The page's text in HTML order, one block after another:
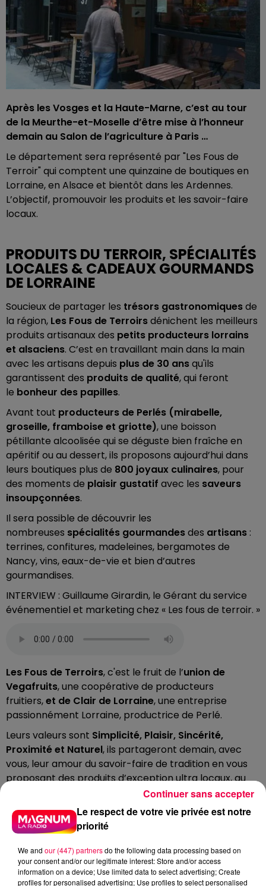
Après les Vosges et la Haute-Marne, c’est au tour
de la Meurthe-et-Moselle d’être mise à l’honneur
demain au Salon de l’agriculture à Paris …
Le département sera représenté par "Les Fous de
Terroir" qui comptent une quinzaine de boutiques en
Lorraine, en Alsace et bientôt dans les Ardennes.
L’objectif, promouvoir les produits et les savoir-faire
locaux.
PRODUITS DU TERROIR, SPÉCIALITÉS
LOCALES & CADEAUX GOURMANDS
DE LORRAINE
Soucieux de partager les trésors gastronomiquesde
la région, Les Fous de Terroirsdénichent les meilleurs
produits artisanaux des petits producteurs lorrains
et alsaciens. C’est en travaillant main dans la main
avec les artisans depuis plus de 30 ansqu'ils
garantissent des produits de qualité, qui feront
le bonheur des papilles.
Avant tout producteurs de Perlés (mirabelle,
groseille, framboise et griotte), une boisson
pétillante alcoolisée qui se déguste bien fraîche en
apéritif ou au dessert, ils proposons aujourd’hui dans
leurs boutiques plus de 800 joyaux culinaires, pour
des moments de plaisir gustatif avec les saveurs
insoupçonnées.
Il sera possible de découvrir les
nombreuses spécialités gourmandesdes artisans :
terrines, confitures, madeleines, bergamotes de
Nancy, vins, eaux-de-vie et bien d’autres
gourmandises.
INTERVIEW : Guillaume Girardin, le Gérant du service
événementiel et marketing chez « Les fous de terroir. »
Les Fous de Terroirs, c'est le fruit de l’union de
Vegafruits, une coopérative de producteurs
fruitiers,et de Clair de Lorraine, une entreprise
passionnément Lorraine, productrice de Perlé.
Leurs valeurs sont Simplicité, Plaisir, Sincérité,
Proximité et Naturel, ils partageront demain, avec
vous, leur amour du savoir-faire de tradition en vous
proposant des produits d’exception ultra locaux, au
A noter que le salon se termine ce dimanche !
DERNIÈRES INFOS
Le respect de votre vie privée est notre
priorité
We and our (447) partnersdo the following data processing based on
your consent and/or our legitimate interest: Store and/or access
information on a device; Use limited data to select advertising; Create
profiles for personalised advertising; Use profiles to select personalised
Continuer sans accepter